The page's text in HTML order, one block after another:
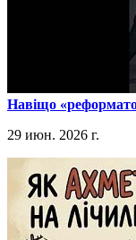
​Навіщо
29 июн. 2026 г.